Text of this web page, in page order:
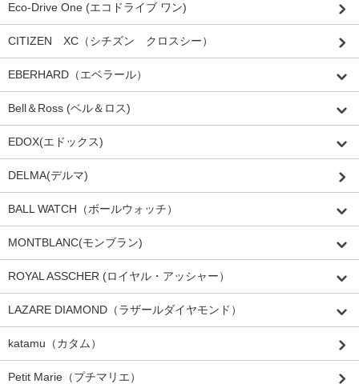
Eco-Drive One (エコドライブ ワン)
CITIZEN XC（シチズン クロスシー）
EBERHARD（エベラール）
Bell＆Ross (ベル＆ロス)
EDOX(エドックス)
DELMA(デルマ)
BALL WATCH（ボールウォッチ）
MONTBLANC(モンブラン)
ROYAL ASSCHER (ロイヤル・アッシャー）
LAZARE DIAMOND（ラザールダイヤモンド）
katamu（カタム）
Petit Marie（プチマリエ）